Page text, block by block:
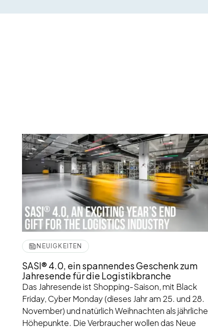
NEUIGKEITEN
SASI® 4.0, ein spannendes Geschenk zum
Jahresende für die Logistikbranche
Das Jahresende ist Shopping-Saison, mit Black
Friday, Cyber Monday (dieses Jahr am 25. und 28.
November) und natürlich Weihnachten als jährliche
Höhepunkte. Die Verbraucher wollen das Neue